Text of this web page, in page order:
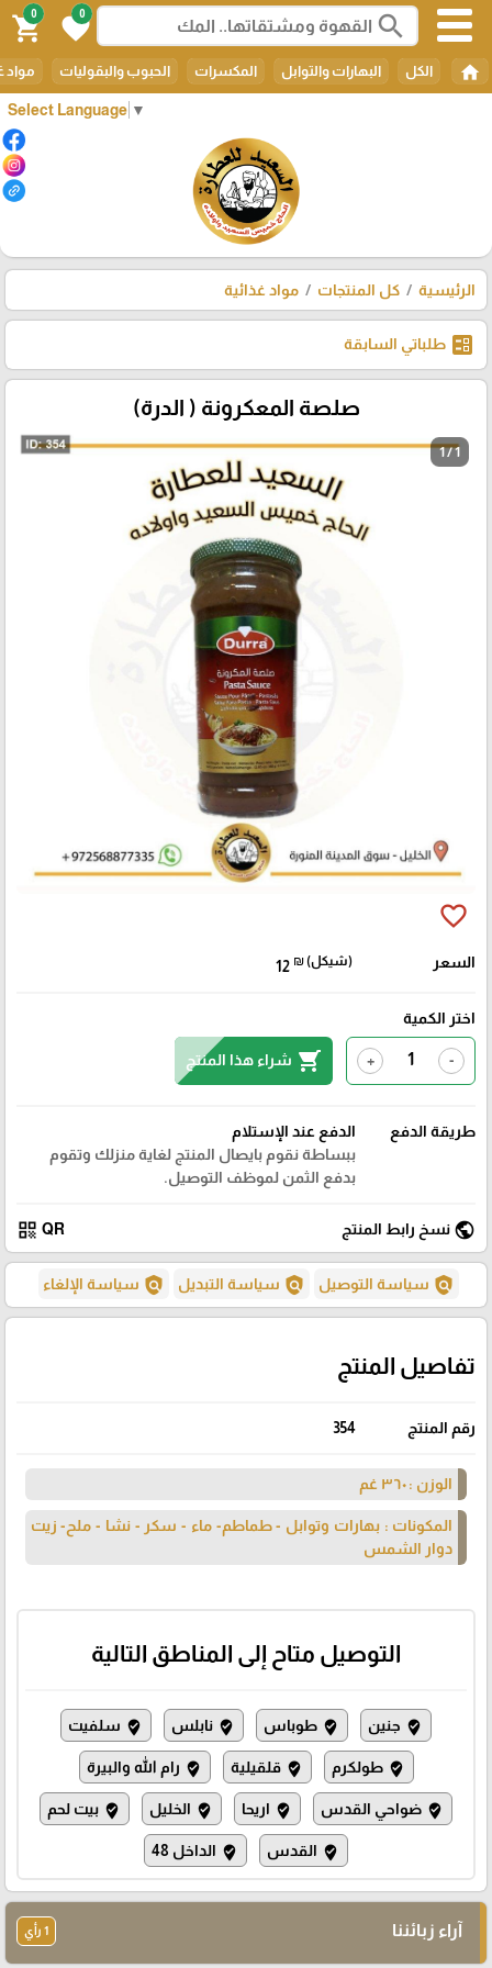
Select Language ▼
search
0
favorite
0
shopping_cart
home الكل البهارات والتوابل المكسرات الحبوب والبقوليات مواد
الرئيسية كل المنتجات مواد غذائية
ballot طلباتي السابقة
صلصة المعكرونة ( الدرة)
1 / 1
favorite_border
السعر 12 ₪ (شيكل)
اختر الكمية
-
+
shopping_cart شراء هذا المنتج
طريقة الدفع
الدفع عند الإستلام
ببساطة نقوم بايصال المنتج لغاية منزلك وتقوم
بدفع الثمن لموظف التوصيل.
public نسخ رابط المنتج QR
qr_code
policy سياسة التوصيل policy سياسة التبديل policy سياسة الإلغاء
تفاصيل المنتج
رقم المنتج 354
الوزن : ٣٦٠ غم
المكونات : بهارات وتوابل - طماطم- ماء - سكر - نشا - ملح- زيت
دوار الشمس
التوصيل متاح إلى المناطق التالية
where_to_vote جنين where_to_vote طوباس where_to_vote نابلس where_to_vote سلفيت
where_to_vote طولكرم where_to_vote قلقيلية where_to_vote رام الله والبيرة
where_to_vote ضواحي القدس where_to_vote اريحا where_to_vote الخليل where_to_vote بيت لحم
where_to_vote القدس where_to_vote الداخل 48
آراء زبائننا 1 رأي